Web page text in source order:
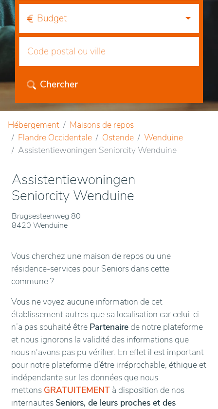
Budget
Chercher
Hébergement
Maisons de repos
Flandre Occidentale
Ostende
Wenduine
Assistentiewoningen Seniorcity Wenduine
Assistentiewoningen
Seniorcity Wenduine
Brugsesteenweg 80
8420 Wenduine
Vous cherchez une maison de repos ou une
résidence-services pour Seniors dans cette
commune ?
Vous ne voyez aucune information de cet
établissement autres que sa localisation car celui-ci
n’a pas souhaité être Partenaire de notre plateforme
et nous ignorons la validité des informations que
nous n'avons pas pu vérifier. En effet il est important
pour notre plateforme d’être irréprochable, éthique et
indépendante sur les données que nous
mettons GRATUITEMENT à disposition de nos
internautes Seniors, de leurs proches et des